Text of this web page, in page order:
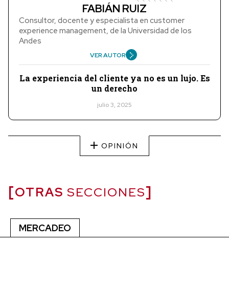
FABIÁN RUIZ
Consultor, docente y especialista en customer
experience management, de la Universidad de los
Andes
VER AUTOR
La experiencia del cliente ya no es un lujo. Es
un derecho
julio 3, 2025
OPINIÓN
OTRAS SECCIONES
MERCADEO